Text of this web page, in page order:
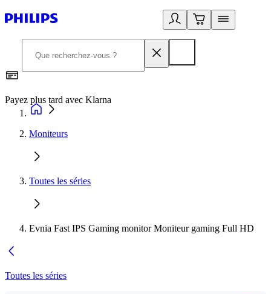
Payez plus tard avec Klarna
Moniteurs
Toutes les séries
Evnia Fast IPS Gaming monitor Moniteur gaming Full HD
Toutes les séries